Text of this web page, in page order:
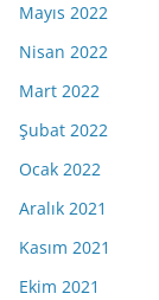
Mayıs 2022
Nisan 2022
Mart 2022
Şubat 2022
Ocak 2022
Aralık 2021
Kasım 2021
Ekim 2021